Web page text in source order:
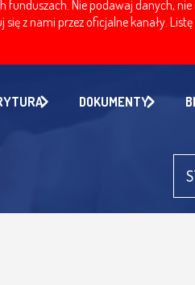
Nie podawaj danych,
z nami przez oficjalne kanały.
DOKUMENTY